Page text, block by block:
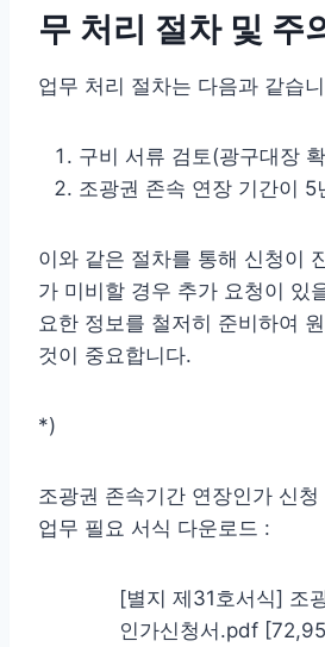
무 처리 절차 및 주
업무 처리 절차는 다음과 같습
구비 서류 검토(광구대장
조광권 존속 연장 기간이 5
이와 같은 절차를 통해 신청이
가 미비할 경우 추가 요청이 있
요한 정보를 철저히 준비하여
것이 중요합니다.
*)
조광권 존속기간 연장인가 신청
업무 필요 서식 다운로드 :
[별지 제31호서식] 조
인가신청서.pdf